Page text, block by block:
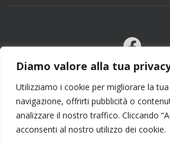
Diamo valore alla tua
Utilizziamo i cookie per migliorare la
navigazione, offrirti pubblicità o
analizzare il nostro traffico. Cliccando
acconsenti al nostro utilizzo dei cookie.
X